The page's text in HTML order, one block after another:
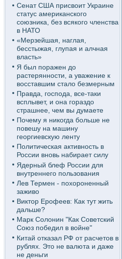
Сенат США присвоит Украине
статус американского
союзника, без всякого членства
в НАТО
«Мерзейшая, наглая,
бесстыжая, глупая и алчная
власть»
Я был поражен до
растерянности, а уважение к
восставшим стало безмерным
Правда, господа, все-таки
всплывет, и она гораздо
страшнее, чем вы думаете
Почему я никогда больше не
повешу на машину
георгиевскую ленту
Политическая активность в
России вновь набирает силу
Ядерный блеф России для
внутреннего пользования
Лев Термен - похороненный
заживо
Виктор Ерофеев: Как тут жить
дальше?
Марк Солонин "Как Советский
Союз победил в войне"
Китай отказал РФ от расчетов в
рублях. Это не валюта и даже
не деньги